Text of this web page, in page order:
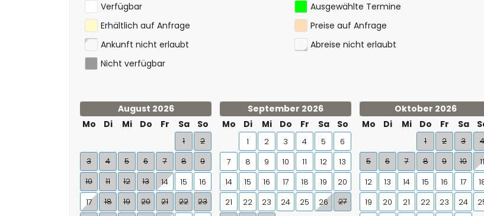
Verfügbar
Ausgewählte Termine
Erhältlich auf Anfrage
Preise auf Anfrage
Ankunft nicht erlaubt
Abreise nicht erlaubt
Nicht verfügbar
August 2026
Mo
Di Mi Do Fr Sa So
1
2
3
4 5 6 7 8
9
10
11 12 13 14 15
16
17
18 19 20 21 22
23
September 2026
Mo
Di Mi Do Fr Sa So
1 2 3 4 5
6
7
8 9 10 11 12
13
14
15 16 17 18 19
20
21
22 23 24 25 26
27
Oktober 2026
Mo
Di Mi Do Fr Sa
1 2 3
4
5
6 7 8 9 10
11
12
13 14 15 16 17
19
20 21 22 23 24